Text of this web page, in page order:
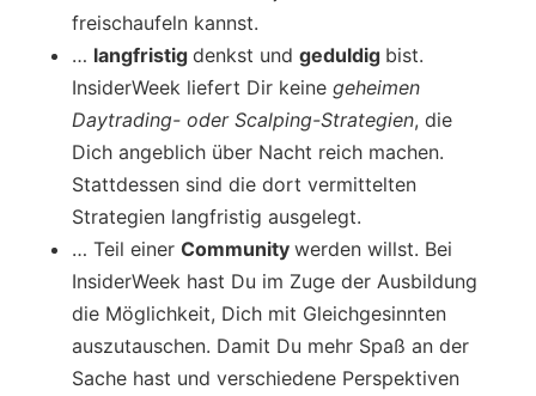
freischaufeln kannst.
… langfristig denkst und geduldig bist.
InsiderWeek liefert Dir keine geheimen
Daytrading- oder Scalping-Strategien, die
Dich angeblich über Nacht reich machen.
Stattdessen sind die dort vermittelten
Strategien langfristig ausgelegt.
… Teil einer Community werden willst. Bei
InsiderWeek hast Du im Zuge der Ausbildung
die Möglichkeit, Dich mit Gleichgesinnten
auszutauschen. Damit Du mehr Spaß an der
Sache hast und verschiedene Perspektiven